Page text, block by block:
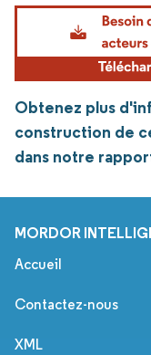
Obtenez plus
construction de
dans notre
MORDOR
Accueil
Contactez-nous
XML